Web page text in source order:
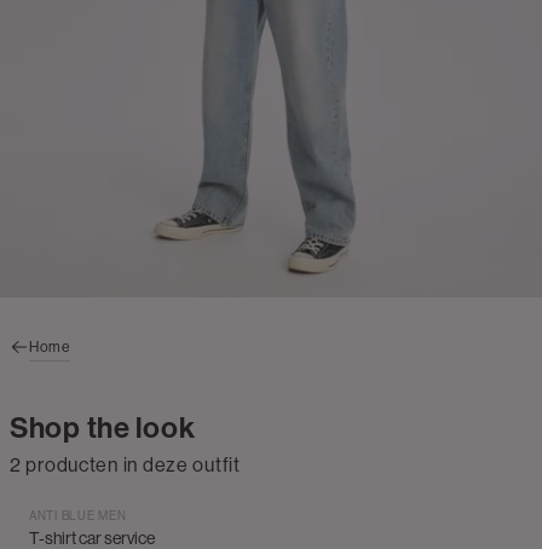
Home
Shop the look
2 producten in deze outfit
ANTI BLUE MEN
T-shirt car service